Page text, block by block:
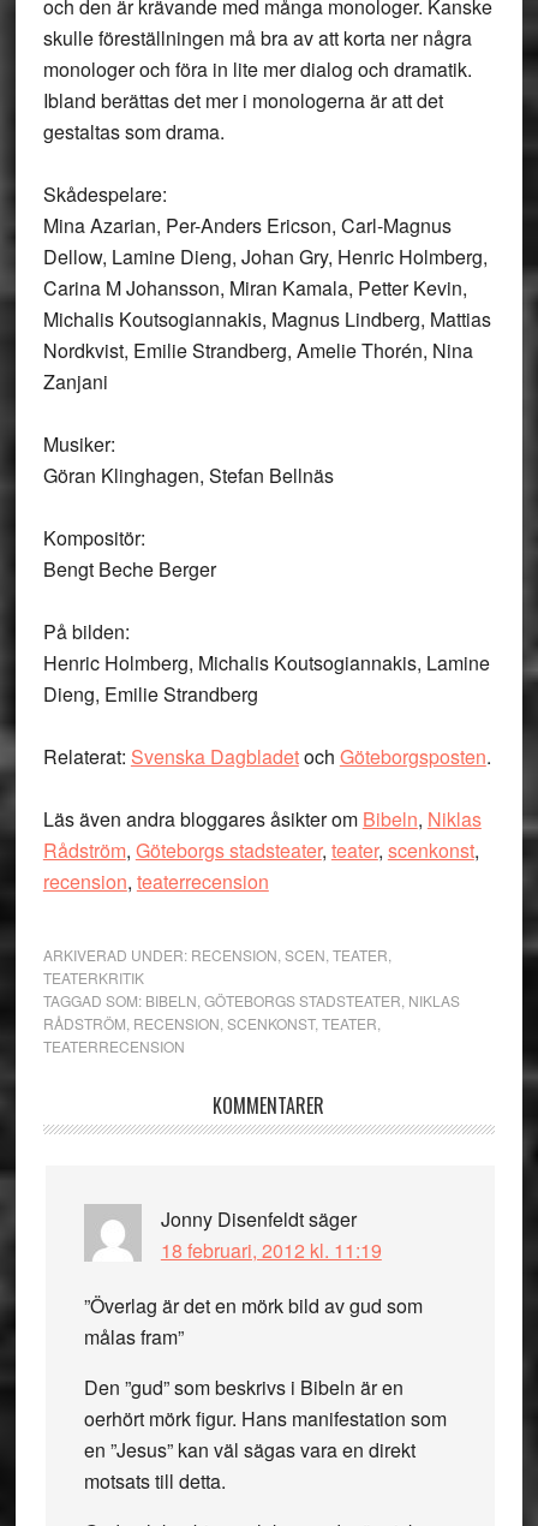
och den är krävande med många monologer. Kanske
skulle föreställningen må bra av att korta ner några
monologer och föra in lite mer dialog och dramatik.
Ibland berättas det mer i monologerna är att det
gestaltas som drama.
Skådespelare:
Mina Azarian, Per-Anders Ericson, Carl-Magnus
Dellow, Lamine Dieng, Johan Gry, Henric Holmberg,
Carina M Johansson, Miran Kamala, Petter Kevin,
Michalis Koutsogiannakis, Magnus Lindberg, Mattias
Nordkvist, Emilie Strandberg, Amelie Thorén, Nina
Zanjani
Musiker:
Göran Klinghagen, Stefan Bellnäs
Kompositör:
Bengt Beche Berger
På bilden:
Henric Holmberg, Michalis Koutsogiannakis, Lamine
Dieng, Emilie Strandberg
Relaterat: Svenska Dagbladetoch Göteborgsposten.
Läs även andra bloggares åsikter om Bibeln, Niklas
Rådström, Göteborgs stadsteater, teater, scenkonst,
recension, teaterrecension
ARKIVERAD UNDER: RECENSION SCEN TEATER
TEATERKRITIK
TAGGAD SOM: BIBELN GÖTEBORGS STADSTEATER NIKLAS
RÅDSTRÖM RECENSION SCENKONST, TEATER
TEATERRECENSION
Läsarkommentarer
KOMMENTARER
Jonny Disenfeldtsäger
18 februari, 2012 kl. 11:19
”Överlag är det en mörk bild av gud som
målas fram”
Den ”gud” som beskrivs i Bibeln är en
oerhört mörk figur. Hans manifestation som
en ”Jesus” kan väl sägas vara en direkt
motsats till detta.